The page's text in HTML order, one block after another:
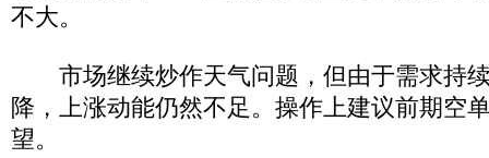
不大。
市场继续炒作天气问题，但由于需求持
降，上涨动能仍然不足。操作上建议前期空
望。